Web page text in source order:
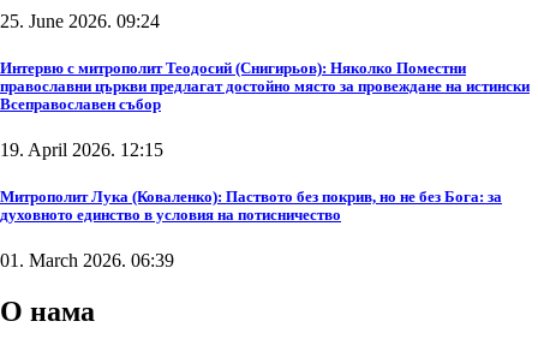
25. June 2026. 09:24
Интервю с митрополит Теодосий (Снигирьов): Няколко Поместни
православни църкви предлагат достойно място за провеждане на истински
Всеправославен събор
19. April 2026. 12:15
Митрополит Лука (Коваленко): Паството без покрив, но не без Бога: за
духовното единство в условия на потисничество
01. March 2026. 06:39
О нама